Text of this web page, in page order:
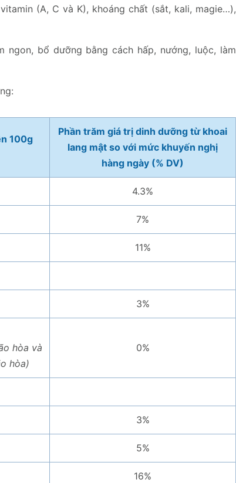
(A, C và K), khoáng chất (sắt, kali, magie…),
bổ dưỡng bằng cách hấp, nướng, luộc, làm
100g
Phần trăm giá trị dinh dưỡng từ khoai
lang mật so với mức khuyến nghị
hàng ngày (% DV)
4.3%
7%
11%
3%
hòa và
hòa)
0%
3%
5%
16%